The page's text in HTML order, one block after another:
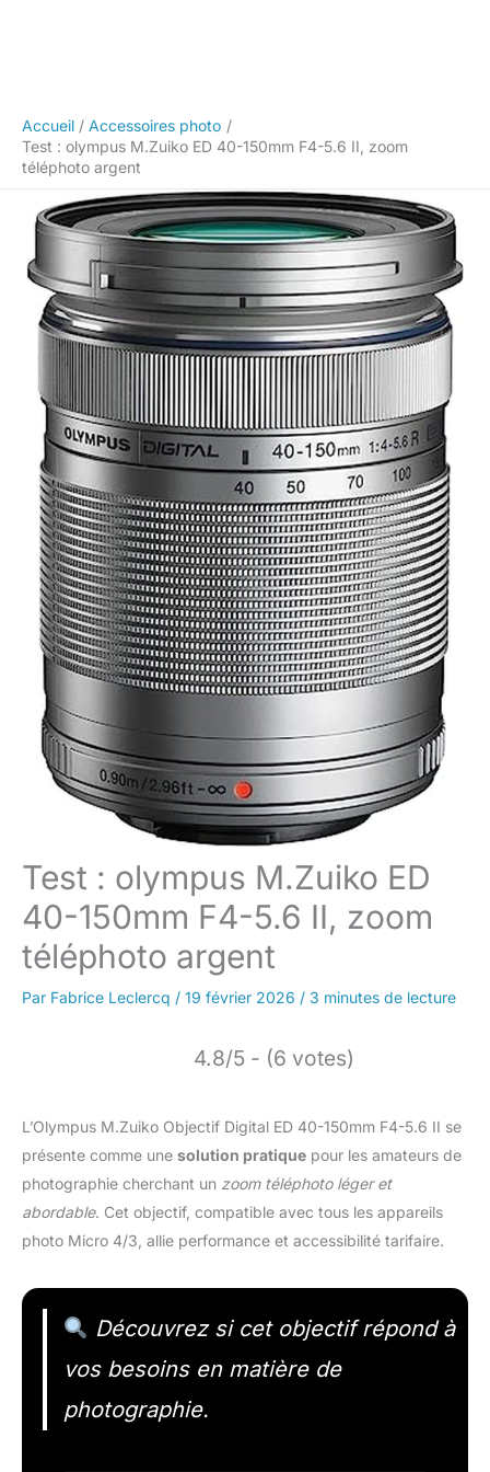
Accueil
Accessoires photo
Test : olympus M.Zuiko ED 40-150mm F4-5.6 II, zoom
téléphoto argent
Test : olympus M.Zuiko ED
40-150mm F4-5.6 II, zoom
téléphoto argent
Par Fabrice Leclercq / 19 février 2026 / 3 minutes de lecture
4.8/5 - (6 votes)
L’Olympus M.Zuiko Objectif Digital ED 40-150mm F4-5.6 II se
présente comme une solution pratique pour les amateurs de
photographie cherchant un zoom téléphoto léger et
abordable. Cet objectif, compatible avec tous les appareils
photo Micro 4/3, allie performance et accessibilité tarifaire.
Découvrez si cet objectif répond à
vos besoins en matière de
photographie.